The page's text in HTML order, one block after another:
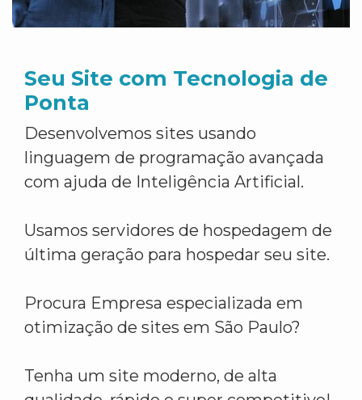
Seu Site com Tecnologia de
Ponta
Desenvolvemos sites usando
linguagem de programação avançada
com ajuda de Inteligência Artificial.
Usamos servidores de hospedagem de
última geração para hospedar seu site.
Procura Empresa especializada em
otimização de sites em São Paulo?
Tenha um site moderno, de alta